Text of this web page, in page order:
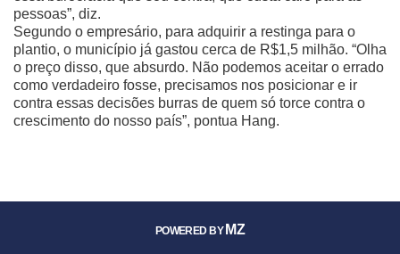
pessoas”, diz.
Segundo o empresário, para adquirir a restinga para o
plantio, o município já gastou cerca de R$1,5 milhão. “Olha
o preço disso, que absurdo. Não podemos aceitar o errado
como verdadeiro fosse, precisamos nos posicionar e ir
contra essas decisões burras de quem só torce contra o
crescimento do nosso país”, pontua Hang.
POWERED BY MZ